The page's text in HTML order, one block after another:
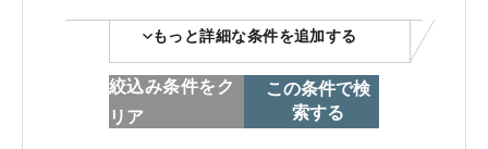
点検・整備のご予約
各店舗へのお問い合わせ
もっと詳細な条件を追加する
絞込み条件をク
リア
この条件で検
索する